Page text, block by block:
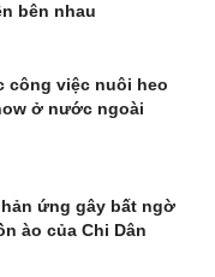
bên nhau
công việc nuôi heo
ở nước ngoài
ứng gây bất ngờ
ào của Chi Dân